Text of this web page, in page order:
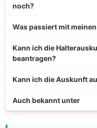
noch?
Was passiert mit
Kann ich die
beantragen?
Kann ich die Auskunft
Auch bekannt unter